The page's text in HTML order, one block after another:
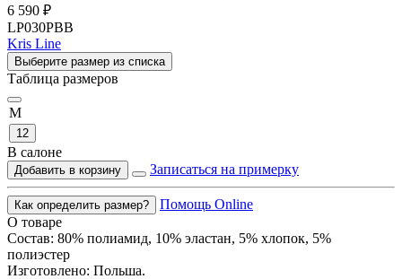
6 590 ₽
LP030PBB
Kris Line
Выберите размер из списка
Таблица размеров
M
12
В салоне
Добавить в корзину Записаться на примерку
Как определить размер?
Помощь Online
О товаре
Состав: 80% полиамид, 10% эластан, 5% хлопок, 5%
полиэстер
Изготовлено: Польша.